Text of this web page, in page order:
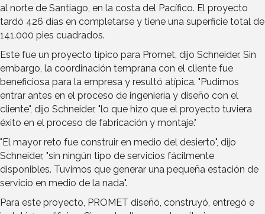
al norte de Santiago, en la costa del Pacífico. El proyecto
tardó 426 días en completarse y tiene una superficie total de
141.000 pies cuadrados.
Este fue un proyecto típico para Promet, dijo Schneider. Sin
embargo, la coordinación temprana con el cliente fue
beneficiosa para la empresa y resultó atípica. "Pudimos
entrar antes en el proceso de ingeniería y diseño con el
cliente", dijo Schneider, "lo que hizo que el proyecto tuviera
éxito en el proceso de fabricación y montaje."
"El mayor reto fue construir en medio del desierto", dijo
Schneider, "sin ningún tipo de servicios fácilmente
disponibles. Tuvimos que generar una pequeña estación de
servicio en medio de la nada".
Para este proyecto, PROMET diseñó, construyó, entregó e